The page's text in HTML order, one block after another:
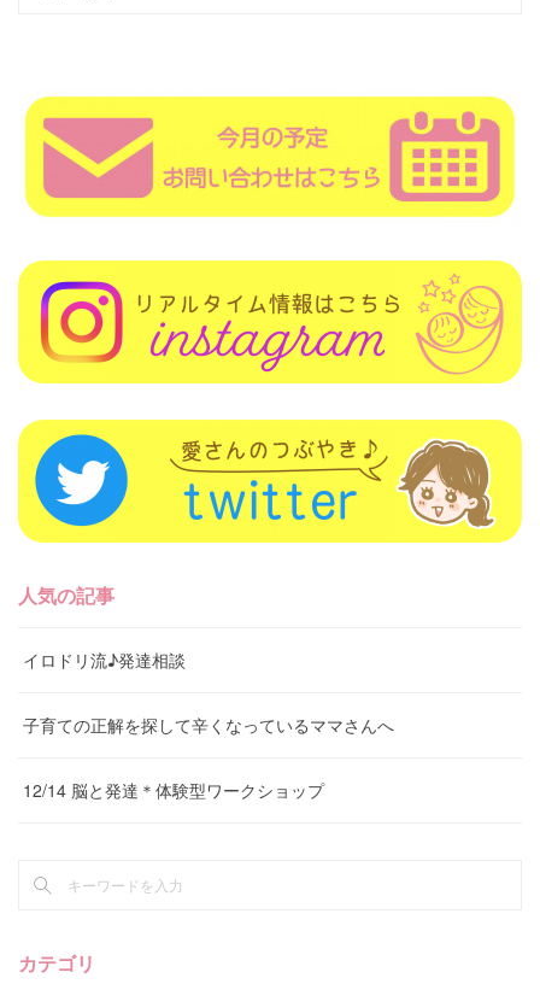
人気の記事
イロドリ流♪発達相談
子育ての正解を探して辛くなっているママさんへ
12/14 脳と発達＊体験型ワークショップ
カテゴリ